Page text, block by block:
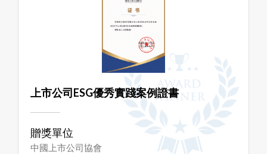
上市公司ESG優秀實踐案例證書
贈獎單位
中國上市公司協會